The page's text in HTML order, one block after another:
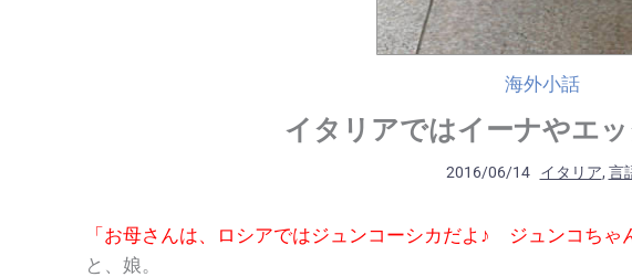
海外小話
イタリアではイーナやエ
2016/06/14 イタリア, 言
「お母さんは、ロシアではジュンコーシカだよ♪ ジュンコちゃ
と、娘。